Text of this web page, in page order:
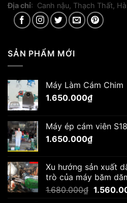
Địa chỉ: Canh nậu, Thạch Thất,
SẢN PHẨM MỚI
Máy Làm Cám Chim
1.650.000₫
Máy ép cám viên
1.650.000₫
Xu hướng sản xuất
trò của máy băm
1.680.000₫ Giá